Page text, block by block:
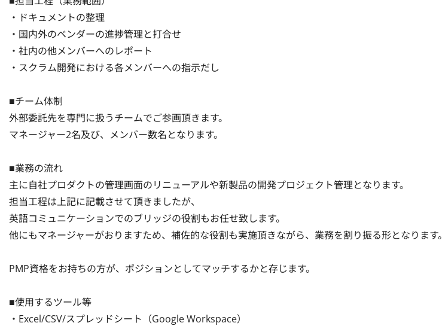
・ドキュメントの整理
・国内外のベンダーの進捗管理と打合せ
・社内の他メンバーへのレポート
・スクラム開発における各メンバーへの指示だし
■チーム体制
外部委託先を専門に扱うチームでご参画頂きます。
マネージャー2名及び、メンバー数名となります。
■業務の流れ
主に自社プロダクトの管理画面のリニューアルや新製品の開発プロジェクト管理となります。
担当工程は上記に記載させて頂きましたが、
英語コミュニケーションでのブリッジの役割もお任せ致します。
他にもマネージャーがおりますため、補佐的な役割も実施頂きながら、業務を割り振る形となります。
PMP資格をお持ちの方が、ポジションとしてマッチするかと存じます。
■使用するツール等
・Excel/CSV/スプレッドシート（Google Workspace）